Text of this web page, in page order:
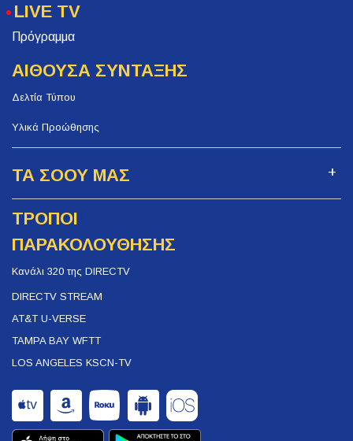
LIVE TV
Πρόγραμμα
ΑΙΘΟΥΣΑ ΣΥΝΤΑΞΗΣ
Δελτία Τύπου
Υλικά Προώθησης
ΤΑ ΣΟΟΥ ΜΑΣ
ΤΡΟΠΟΙ
ΠΑΡΑΚΟΛΟΥΘΗΣΗΣ
Κανάλι 320 της DIRECTV
DIRECTV STREAM
AT&T U-VERSE
TAMPA BAY WFTT
LOS ANGELES KSCN-TV